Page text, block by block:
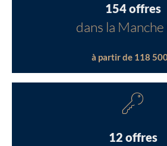
154 offres
dans la
à partir de 118
12 offres